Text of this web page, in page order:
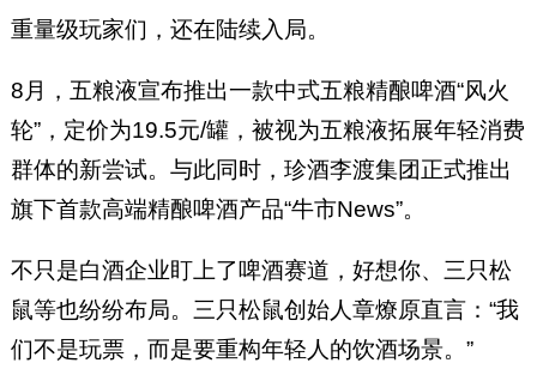
重量级玩家们，还在陆续入局。
8月，五粮液宣布推出一款中式五粮精酿啤酒“风火
轮”，定价为19.5元/罐，被视为五粮液拓展年轻消费
群体的新尝试。与此同时，珍酒李渡集团正式推出
旗下首款高端精酿啤酒产品“牛市News”。
不只是白酒企业盯上了啤酒赛道，好想你、三只松
鼠等也纷纷布局。三只松鼠创始人章燎原直言：“我
们不是玩票，而是要重构年轻人的饮酒场景。”